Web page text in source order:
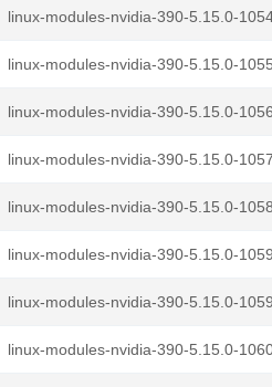
linux-modules-nvidia-390-5.15.0-
linux-modules-nvidia-390-5.15.0-
linux-modules-nvidia-390-5.15.0-
linux-modules-nvidia-390-5.15.0-
linux-modules-nvidia-390-5.15.0-
linux-modules-nvidia-390-5.15.0-
linux-modules-nvidia-390-5.15.0-
linux-modules-nvidia-390-5.15.0-